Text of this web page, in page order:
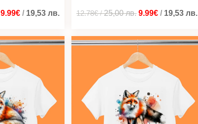
9.99€/ 19,53 лв. 12.78€/25,00лв. 9.99€ / 19,53лв.